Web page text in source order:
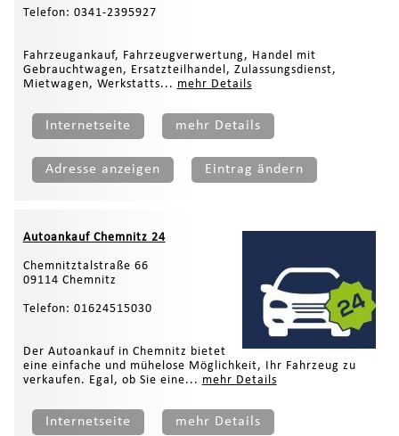
Telefon: 0341-2395927
Fahrzeugankauf, Fahrzeugverwertung, Handel mit
Gebrauchtwagen, Ersatzteilhandel, Zulassungsdienst,
Mietwagen, Werkstatts... mehr Details
Internetseite mehr Details
Adresse anzeigen Eintrag ändern
Autoankauf Chemnitz 24
Chemnitztalstraße 66
09114 Chemnitz
Telefon: 01624515030
Der Autoankauf in Chemnitz bietet
eine einfache und mühelose Möglichkeit, Ihr Fahrzeug zu
verkaufen. Egal, ob Sie eine... mehr Details
Internetseite mehr Details